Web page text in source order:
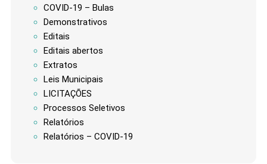
COVID-19 – Bulas
Demonstrativos
Editais
Editais abertos
Extratos
Leis Municipais
LICITAÇÕES
Processos Seletivos
Relatórios
Relatórios – COVID-19